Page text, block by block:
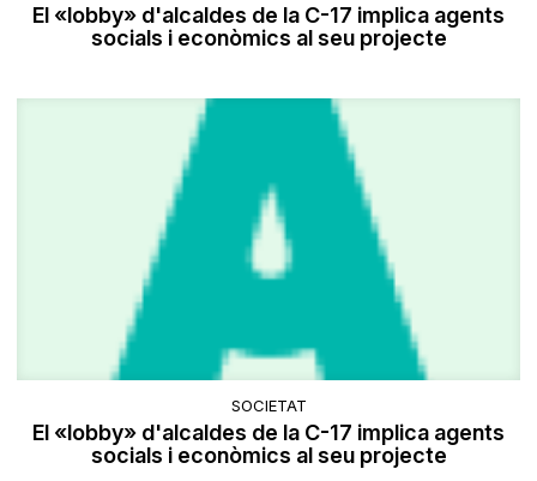
El «lobby» d'alcaldes de la C-17 implica agents
socials i econòmics al seu projecte
SOCIETAT
El «lobby» d'alcaldes de la C-17 implica agents
socials i econòmics al seu projecte